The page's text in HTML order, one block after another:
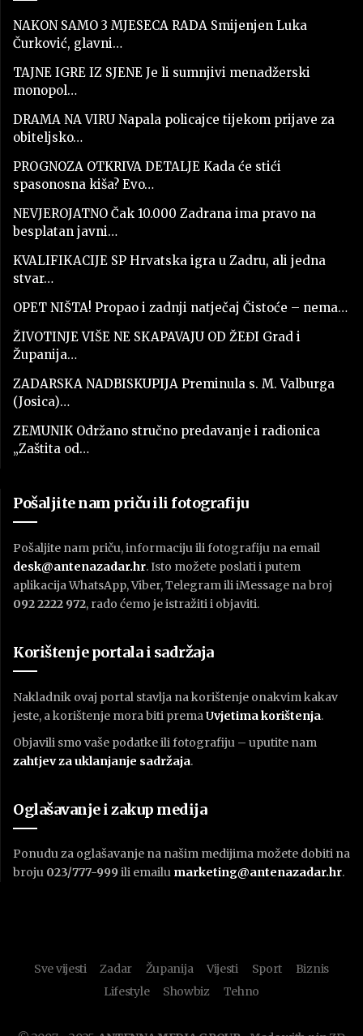
NAKON SAMO 3 MJESECA RADA Smijenjen Luka
Čurković, glavni…
TAJNE IGRE IZ SJENE Je li sumnjivi menadžerski
monopol…
DRAMA NA VIRU Napala policajce tijekom prijave za
obiteljsko…
PROGNOZA OTKRIVA DETALJE Kada će stići
spasonosna kiša? Evo…
NEVJEROJATNO Čak 10.000 Zadrana ima pravo na
besplatan javni…
KVALIFIKACIJE SP Hrvatska igra u Zadru, ali jedna
stvar…
OPET NIŠTA! Propao i zadnji natječaj Čistoće – nema…
ŽIVOTINJE VIŠE NE SKAPAVAJU OD ŽEĐI Grad i
Županija…
ZADARSKA NADBISKUPIJA Preminula s. M. Valburga
(Josica)…
ZEMUNIK Održano stručno predavanje i radionica
„Zaštita od…
Pošaljite nam priču ili fotografiju
Pošaljite nam priču, informaciju ili fotografiju na email
desk@antenazadar.hr. Isto možete poslati i putem
aplikacija WhatsApp, Viber, Telegram ili iMessage na broj
092 2222 972, rado ćemo je istražiti i objaviti.
Korištenje portala i sadržaja
Nakladnik ovaj portal stavlja na korištenje onakvim kakav
jeste, a korištenje mora biti prema Uvjetima korištenja.
Objavili smo vaše podatke ili fotografiju – uputite nam
zahtjev za uklanjanje sadržaja.
Oglašavanje i zakup medija
Ponudu za oglašavanje na našim medijima možete dobiti na
broju 023/777-999 ili emailu marketing@antenazadar.hr.
Sve vijesti Zadar Županija Vijesti Sport
Biznis
Lifestyle
Showbiz Tehno